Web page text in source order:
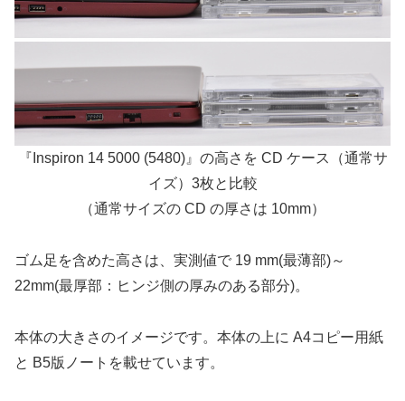
『Inspiron 14 5000 (5480)』の高さを CD ケース（通常サ
イズ）3枚と比較
（通常サイズの CD の厚さは 10mm）
ゴム足を含めた高さは、実測値で 19 mm(最薄部)～
22mm(最厚部：ヒンジ側の厚みのある部分)。
本体の大きさのイメージです。本体の上に A4コピー用紙
と B5版ノートを載せています。